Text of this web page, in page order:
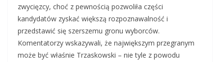
zwycięzcy, choć z pewnością pozwoliła części
kandydatów zyskać większą rozpoznawalność i
przedstawić się szerszemu gronu wyborców.
Komentatorzy wskazywali, że największym przegranym
może być właśnie Trzaskowski – nie tyle z powodu